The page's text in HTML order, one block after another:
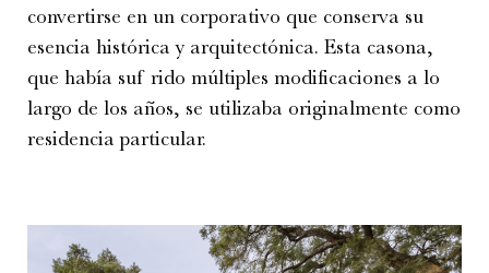
convertirse en un corporativo que conserva su
esencia histórica y arquitectónica. Esta casona,
que había suf rido múltiples modificaciones a lo
largo de los años, se utilizaba originalmente como
residencia particular.